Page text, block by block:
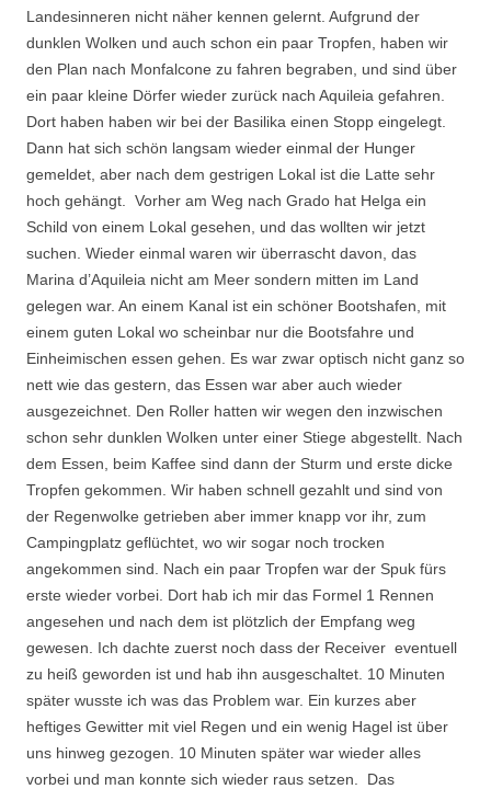
Landesinneren nicht näher kennen gelernt. Aufgrund der
dunklen Wolken und auch schon ein paar Tropfen, haben wir
den Plan nach Monfalcone zu fahren begraben, und sind über
ein paar kleine Dörfer wieder zurück nach Aquileia gefahren.
Dort haben haben wir bei der Basilika einen Stopp eingelegt.
Dann hat sich schön langsam wieder einmal der Hunger
gemeldet, aber nach dem gestrigen Lokal ist die Latte sehr
hoch gehängt. Vorher am Weg nach Grado hat Helga ein
Schild von einem Lokal gesehen, und das wollten wir jetzt
suchen. Wieder einmal waren wir überrascht davon, das
Marina d’Aquileia nicht am Meer sondern mitten im Land
gelegen war. An einem Kanal ist ein schöner Bootshafen, mit
einem guten Lokal wo scheinbar nur die Bootsfahre und
Einheimischen essen gehen. Es war zwar optisch nicht ganz so
nett wie das gestern, das Essen war aber auch wieder
ausgezeichnet. Den Roller hatten wir wegen den inzwischen
schon sehr dunklen Wolken unter einer Stiege abgestellt. Nach
dem Essen, beim Kaffee sind dann der Sturm und erste dicke
Tropfen gekommen. Wir haben schnell gezahlt und sind von
der Regenwolke getrieben aber immer knapp vor ihr, zum
Campingplatz geflüchtet, wo wir sogar noch trocken
angekommen sind. Nach ein paar Tropfen war der Spuk fürs
erste wieder vorbei. Dort hab ich mir das Formel 1 Rennen
angesehen und nach dem ist plötzlich der Empfang weg
gewesen. Ich dachte zuerst noch dass der Receiver eventuell
zu heiß geworden ist und hab ihn ausgeschaltet. 10 Minuten
später wusste ich was das Problem war. Ein kurzes aber
heftiges Gewitter mit viel Regen und ein wenig Hagel ist über
uns hinweg gezogen. 10 Minuten später war wieder alles
vorbei und man konnte sich wieder raus setzen. Das